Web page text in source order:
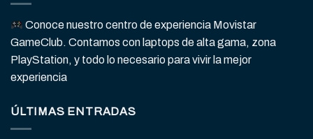
Conoce nuestro centro de experiencia Movistar
GameClub. Contamos con laptops de alta gama, zona
PlayStation, y todo lo necesario para vivir la mejor
experiencia
ÚLTIMAS ENTRADAS